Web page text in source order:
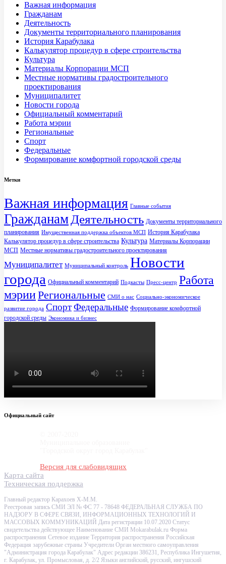
Важная информация
Гражданам
Деятельность
Документы территориального планирования
История Карабулака
Калькулятор процедур в сфере строительства
Культура
Материалы Корпорации МСП
Местные нормативы градостроительного
проектирования
Муниципалитет
Новости города
Официальный комментарий
Работа мэрии
Региональные
Спорт
Федеральные
Формирование комфортной городской среды
Метки
Важная информация Главные события
Гражданам Деятельность Документы территориального
планирования Имущественная поддержка объектов МСП История Карабулака
Калькулятор процедур в сфере строительства Культура Материалы Корпорации
МСП Местные нормативы градостроительного проектирования
Муниципалитет Муниципальный контроль Новости
города Официальный комментарий Подкасты Пресс-центр Работа
мэрииРегиональные СМИ о нас Социально-экономическое
развитие города СпортФедеральные Формирование комфортной
городской среды Экономика и бизнес
Официальный сайт
Версия для слабовидящих
Карта сайта
Техническая поддержка
Главный редактор Карахоев Х-М.М.
Реестровая запись СМИ ЭЛ № ФС 77 - 78648 ФЕДЕРАЛЬНАЯ СЛУЖБА ПО
НАДЗОРУ В СФЕРЕ СВЯЗИ, ИНФОРМАЦИОННЫХ ТЕХНОЛОГИЙ И
МАССОВЫХ КОММУНИКАЦИЙ Дата регистрации 10.07.2020 Статус
свидетельства действующее Наименование СМИ Mokarabulak.ru Форма
распространения Сетевое издание Территория распространения Российская
Федерация зарубежные страны Учредители Орган местного самоуправления
"Администрация города Карабулак" Адрес редакции 386231, Республика Ингушетия,
г. Карабулак, ул. Промысловая, д. 2/2 Языки английский, русский, ингушский